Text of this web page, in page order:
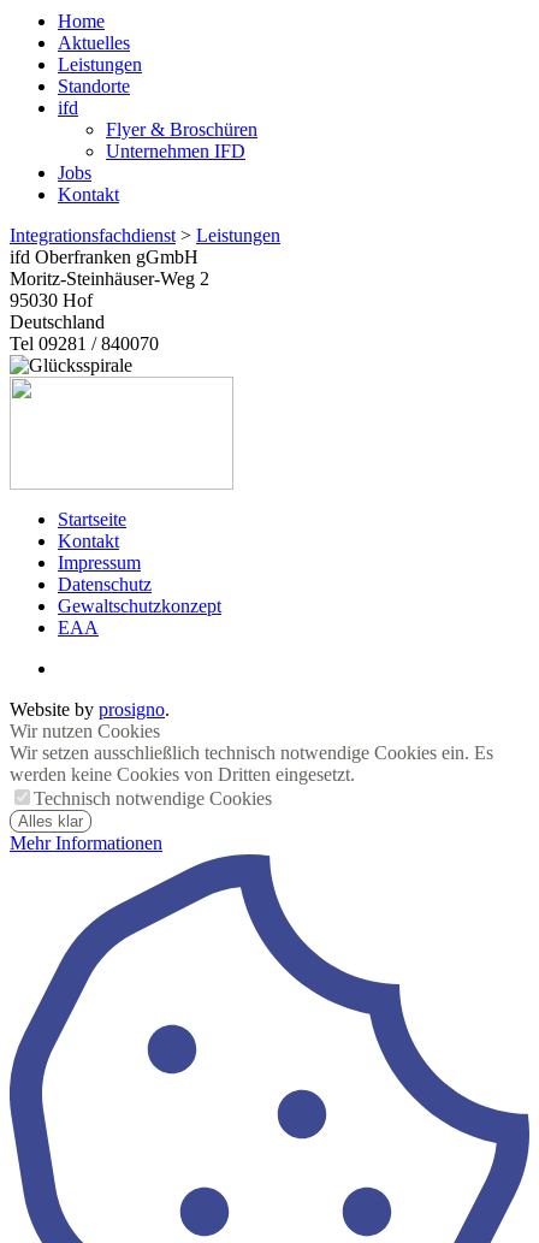
Home
Aktuelles
Leistungen
Standorte
ifd
Flyer & Broschüren
Unternehmen IFD
Jobs
Kontakt
Integrationsfachdienst > Leistungen
ifd Oberfranken gGmbH
Moritz-Steinhäuser-Weg 2
95030 Hof
Deutschland
Tel 09281 / 840070
Startseite
Kontakt
Impressum
Datenschutz
Gewaltschutzkonzept
EAA
Website by prosigno.
Wir nutzen Cookies
Wir setzen ausschließlich technisch notwendige Cookies ein. Es
werden keine Cookies von Dritten eingesetzt.
Technisch notwendige Cookies
Alles klar
Mehr Informationen